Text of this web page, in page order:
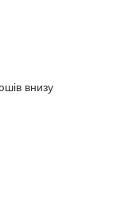
внизу